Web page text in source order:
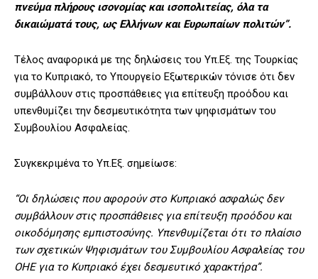
πνεύμα πλήρους ισονομίας και ισοπολιτείας, όλα τα
δικαιώματά τους, ως Ελλήνων και Ευρωπαίων πολιτών”.
Τέλος αναφορικά με της δηλώσεις του Υπ.Εξ. της Τουρκίας
για το Κυπριακό, το Υπουργείο Εξωτερικών τόνισε ότι δεν
συμβάλλουν στις προσπάθειες για επίτευξη προόδου και
υπενθυμίζει την δεσμευτικότητα των ψηφισμάτων του
Συμβουλίου Ασφαλείας.
Συγκεκριμένα το Υπ.Εξ. σημείωσε:
“Οι δηλώσεις που αφορούν στο Κυπριακό ασφαλώς δεν
συμβάλλουν στις προσπάθειες για επίτευξη προόδου και
οικοδόμησης εμπιστοσύνης. Υπενθυμίζεται ότι το πλαίσιο
των σχετικών Ψηφισμάτων του Συμβουλίου Ασφαλείας του
ΟΗΕ για το Κυπριακό έχει δεσμευτικό χαρακτήρα”.